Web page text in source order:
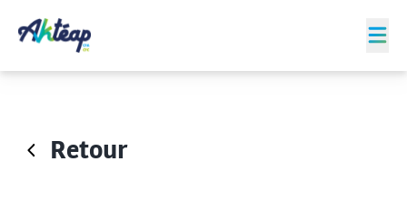
Retour